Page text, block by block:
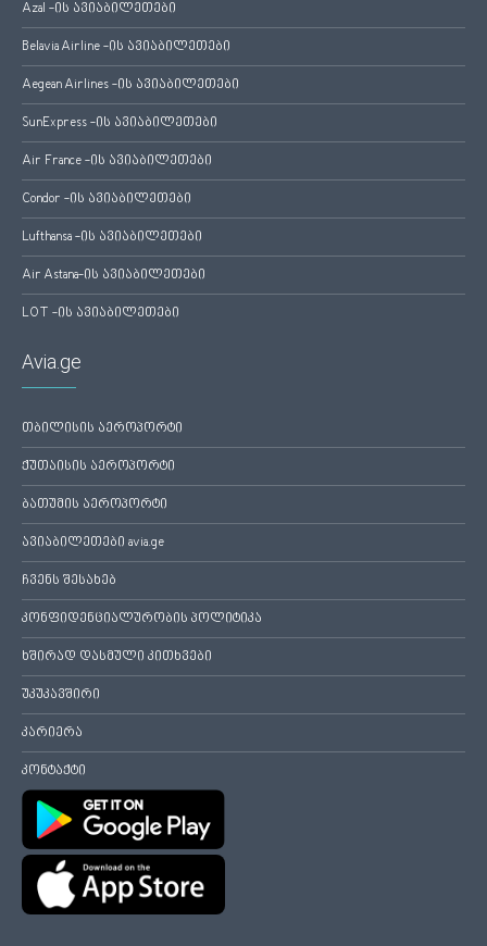
Azal -ის ავიაბილეთები
Belavia Airline -ის ავიაბილეთები
Aegean Airlines -ის ავიაბილეთები
SunExpress -ის ავიაბილეთები
Air France -ის ავიაბილეთები
Condor -ის ავიაბილეთები
Lufthansa -ის ავიაბილეთები
Air Astana-ის ავიაბილეთები
LOT -ის ავიაბილეთები
Avia.ge
თბილისის აეროპორტი
ქუთაისის აეროპორტი
ბათუმის აეროპორტი
ავიაბილეთები avia.ge
ჩვენს შესახებ
კონფიდენციალურობის პოლიტიკა
ხშირად დასმული კითხვები
უკუკავშირი
კარიერა
კონტაქტი